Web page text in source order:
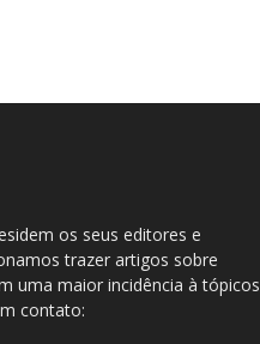
os seus editores e
trazer artigos sobre
uma maior incidência à tópicos
contato: